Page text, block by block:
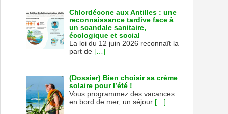
Chlordécone aux Antilles : une
reconnaissance tardive face à
un scandale sanitaire,
écologique et social
La loi du 12 juin 2026 reconnaît la
part de […]
(Dossier) Bien choisir sa crème
solaire pour l’été !
Vous programmez des vacances
en bord de mer, un séjour […]